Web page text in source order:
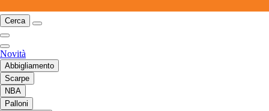
Cerca
Novità
Abbigliamento
Scarpe
NBA
Palloni